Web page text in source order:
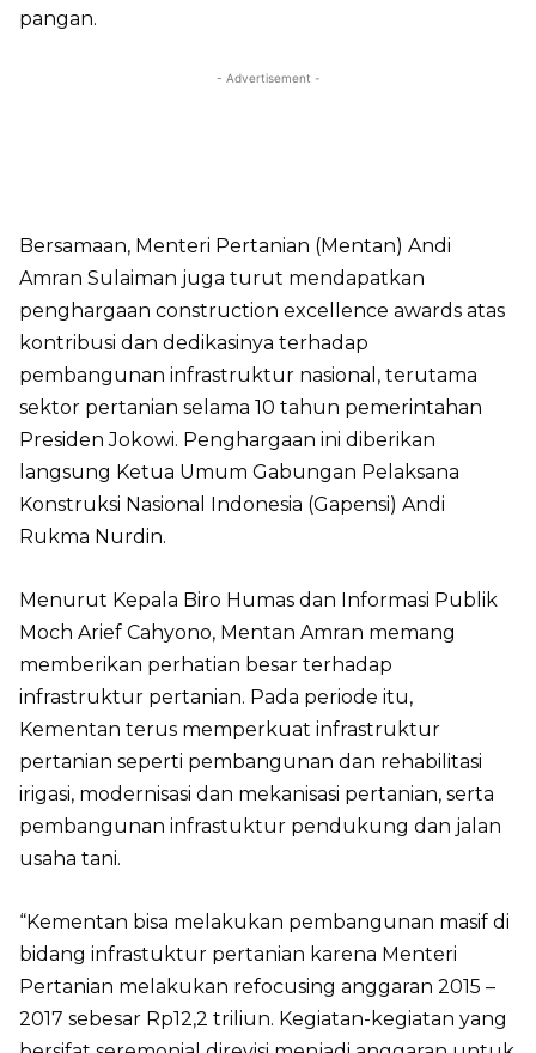
pangan.
- Advertisement -
Bersamaan, Menteri Pertanian (Mentan) Andi
Amran Sulaiman juga turut mendapatkan
penghargaan construction excellence awards atas
kontribusi dan dedikasinya terhadap
pembangunan infrastruktur nasional, terutama
sektor pertanian selama 10 tahun pemerintahan
Presiden Jokowi. Penghargaan ini diberikan
langsung Ketua Umum Gabungan Pelaksana
Konstruksi Nasional Indonesia (Gapensi) Andi
Rukma Nurdin.
Menurut Kepala Biro Humas dan Informasi Publik
Moch Arief Cahyono, Mentan Amran memang
memberikan perhatian besar terhadap
infrastruktur pertanian. Pada periode itu,
Kementan terus memperkuat infrastruktur
pertanian seperti pembangunan dan rehabilitasi
irigasi, modernisasi dan mekanisasi pertanian, serta
pembangunan infrastuktur pendukung dan jalan
usaha tani.
“Kementan bisa melakukan pembangunan masif di
bidang infrastuktur pertanian karena Menteri
Pertanian melakukan refocusing anggaran 2015 –
2017 sebesar Rp12,2 triliun. Kegiatan-kegiatan yang